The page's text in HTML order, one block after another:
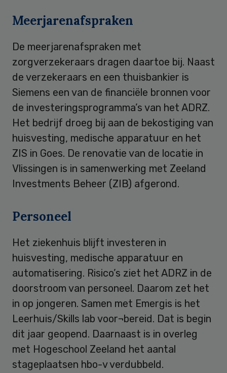
Meerjarenafspraken
De meerjarenafspraken met
zorgverzekeraars dragen daartoe bij. Naast
de verzekeraars en een thuisbankier is
Siemens een van de financiële bronnen voor
de investeringsprogramma’s van het ADRZ.
Het bedrijf droeg bij aan de bekostiging van
huisvesting, medische apparatuur en het
ZIS in Goes. De renovatie van de locatie in
Vlissingen is in samenwerking met Zeeland
Investments Beheer (ZIB) afgerond.
Personeel
Het ziekenhuis blijft investeren in
huisvesting, medische apparatuur en
automatisering. Risico’s ziet het ADRZ in de
doorstroom van personeel. Daarom zet het
in op jongeren. Samen met Emergis is het
Leerhuis/Skills lab voor¬bereid. Dat is begin
dit jaar geopend. Daarnaast is in overleg
met Hogeschool Zeeland het aantal
stageplaatsen hbo-v verdubbeld.